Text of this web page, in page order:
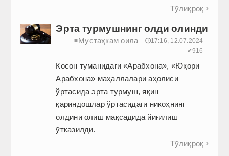
Тўлиқроқ 
Эрта турмушнинг олди олинди
≡Мустаҳкам оила
🕔17:16, 12.07.2024
✔916
Косон туманидаги «Арабхона», «Юқори
Арабхона» маҳаллалари аҳолиси
ўртасида эрта турмуш, яқин
қариндошлар ўртасидаги никоҳнинг
олдини олиш мақсадида йиғилиш
ўтказилди.
Тўлиқроқ 